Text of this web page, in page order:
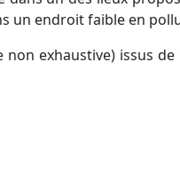
un endroit faible en